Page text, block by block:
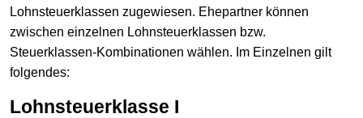
Lohnsteuerklassen zugewiesen. Ehepartner können
zwischen einzelnen Lohnsteuerklassen bzw.
Steuerklassen-Kombinationen wählen. Im Einzelnen gilt
folgendes:
Lohnsteuerklasse I